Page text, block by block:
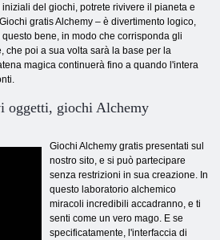
del giochi, potrete rivivere il pianeta e
gratis Alchemy – è divertimento logico,
bene, in modo che corrisponda gli
che poi a sua volta sarà la base per la
magica continuerà fino a quando l'intera
oggetti, giochi Alchemy
Giochi Alchemy gratis presentati sul
nostro sito, e si può partecipare
senza restrizioni in sua creazione. In
questo laboratorio alchemico
miracoli incredibili accadranno, e ti
senti come un vero mago. E se
specificatamente, l'interfaccia di